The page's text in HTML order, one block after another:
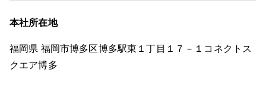
本社所在地
福岡県 福岡市博多区博多駅東１丁目１７－１コネクトス
クエア博多